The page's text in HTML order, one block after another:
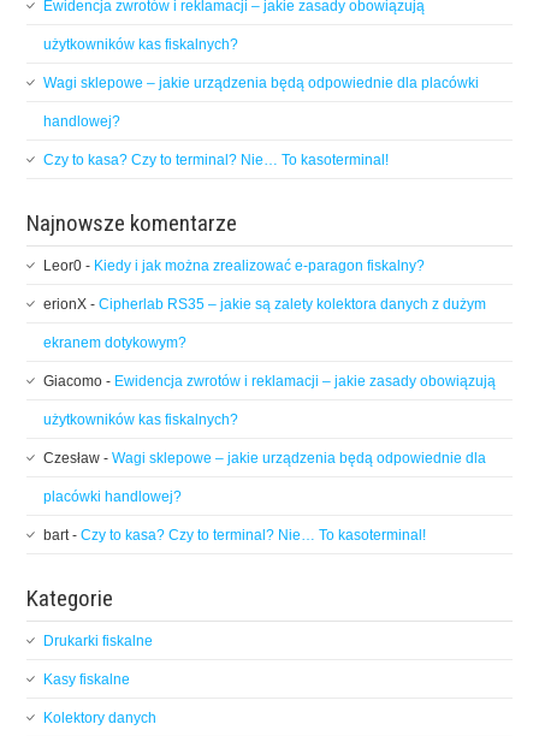
Ewidencja zwrotów i reklamacji – jakie zasady obowiązują
użytkowników kas fiskalnych?
Wagi sklepowe – jakie urządzenia będą odpowiednie dla placówki
handlowej?
Czy to kasa? Czy to terminal? Nie… To kasoterminal!
Najnowsze komentarze
Leor0 - Kiedy i jak można zrealizować e-paragon fiskalny?
erionX -Cipherlab RS35 – jakie są zalety kolektora danych z dużym
ekranem dotykowym?
Giacomo - Ewidencja zwrotów i reklamacji – jakie zasady obowiązują
użytkowników kas fiskalnych?
Czesław -Wagi sklepowe – jakie urządzenia będą odpowiednie dla
placówki handlowej?
bart-Czy to kasa? Czy to terminal? Nie… To kasoterminal!
Kategorie
Drukarki fiskalne
Kasy fiskalne
Kolektory danych